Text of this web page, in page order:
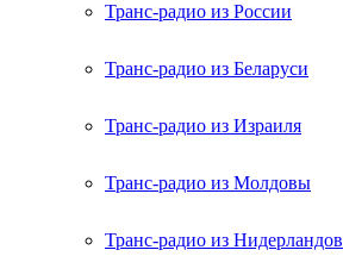
Транс-радио из России
Транс-радио из Беларуси
Транс-радио из Израиля
Транс-радио из Молдовы
Транс-радио из Нидерландов